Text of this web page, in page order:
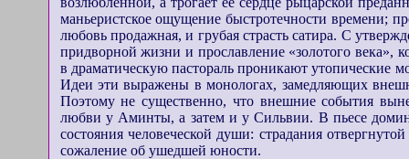
маньеристское ощущение быстротечности времени;
любовь продажная, и грубая страсть сатира. С
придворной жизни и прославление «золотого века»,
в драматическую пастораль проникают утопические
Идеи эти выражены в монологах, замедляющих
Поэтому не существенно, что внешние события
любви у Аминты, а затем и у Сильвии. В пьесе
состояния человеческой души: страдания
сожаление об ушедшей юности.